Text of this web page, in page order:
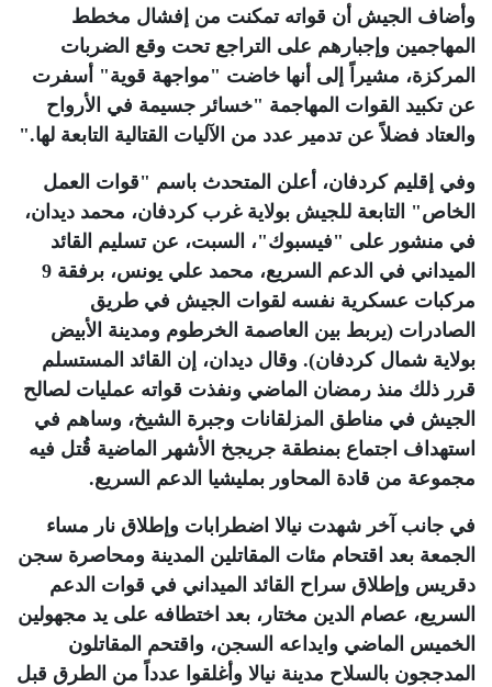
وأضاف الجيش أن قواته تمكنت من إفشال مخطط
المهاجمين وإجبارهم على التراجع تحت وقع الضربات
المركزة، مشيراً إلى أنها خاضت "مواجهة قوية" أسفرت
عن تكبيد القوات المهاجمة "خسائر جسيمة في الأرواح
والعتاد فضلاً عن تدمير عدد من الآليات القتالية التابعة لها".
وفي إقليم كردفان، أعلن المتحدث باسم "قوات العمل
الخاص" التابعة للجيش بولاية غرب كردفان، محمد ديدان،
في منشور على "فيسبوك"، السبت، عن تسليم القائد
الميداني في الدعم السريع، محمد علي يونس، برفقة 9
مركبات عسكرية نفسه لقوات الجيش في طريق
الصادرات (يربط بين العاصمة الخرطوم ومدينة الأبيض
بولاية شمال كردفان). وقال ديدان، إن القائد المستسلم
قرر ذلك منذ رمضان الماضي ونفذت قواته عمليات لصالح
الجيش في مناطق المزلقانات وجبرة الشيخ، وساهم في
استهداف اجتماع بمنطقة جريجخ الأشهر الماضية قُتل فيه
مجموعة من قادة المحاور بمليشيا الدعم السريع.
في جانب آخر شهدت نيالا اضطرابات وإطلاق نار مساء
الجمعة بعد اقتحام مئات المقاتلين المدينة ومحاصرة سجن
دقريس وإطلاق سراح القائد الميداني في قوات الدعم
السريع، عصام الدين مختار، بعد اختطافه على يد مجهولين
الخميس الماضي وايداعه السجن، واقتحم المقاتلون
المدججون بالسلاح مدينة نيالا وأغلقوا عدداً من الطرق قبل